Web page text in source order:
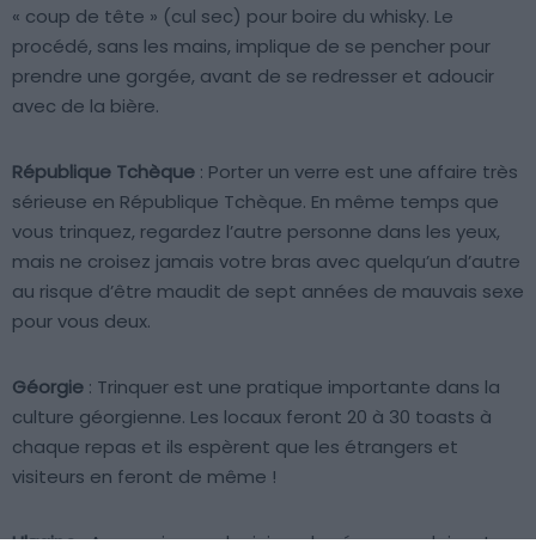
« coup de tête » (cul sec) pour boire du whisky. Le
procédé, sans les mains, implique de se pencher pour
prendre une gorgée, avant de se redresser et adoucir
avec de la bière.
République Tchèque : Porter un verre est une affaire très
sérieuse en République Tchèque. En même temps que
vous trinquez, regardez l’autre personne dans les yeux,
mais ne croisez jamais votre bras avec quelqu’un d’autre
au risque d’être maudit de sept années de mauvais sexe
pour vous deux.
Géorgie : Trinquer est une pratique importante dans la
culture géorgienne. Les locaux feront 20 à 30 toasts à
chaque repas et ils espèrent que les étrangers et
visiteurs en feront de même !
Ukraine: Aux mariages ukrainiens, les épouses doivent